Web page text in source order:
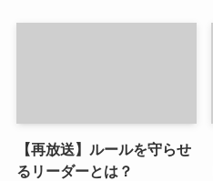
【再放送】ルールを守らせ
るリーダーとは？